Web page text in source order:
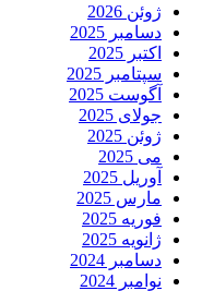
ژوئن 2026
دسامبر 2025
اکتبر 2025
سپتامبر 2025
آگوست 2025
جولای 2025
ژوئن 2025
می 2025
آوریل 2025
مارس 2025
فوریه 2025
ژانویه 2025
دسامبر 2024
نوامبر 2024